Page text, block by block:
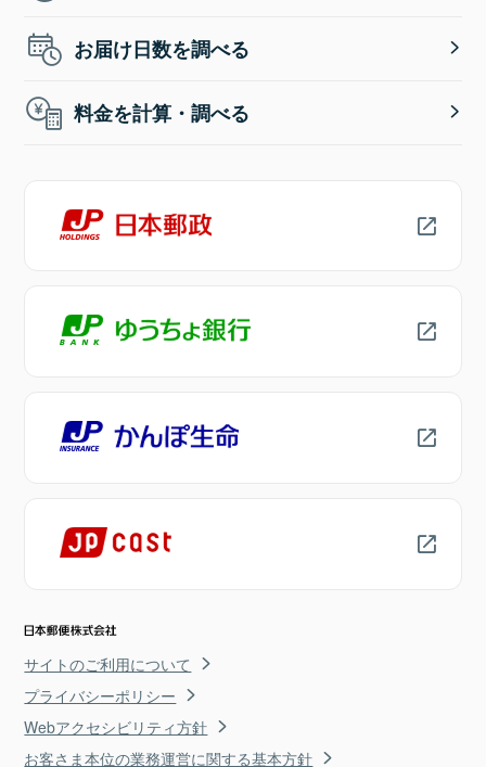
お届け日数を調べる
料金を計算・調べる
サイトのご利用について
プライバシーポリシー
Webアクセシビリティ方針
お客さま本位の業務運営に関する基本方針